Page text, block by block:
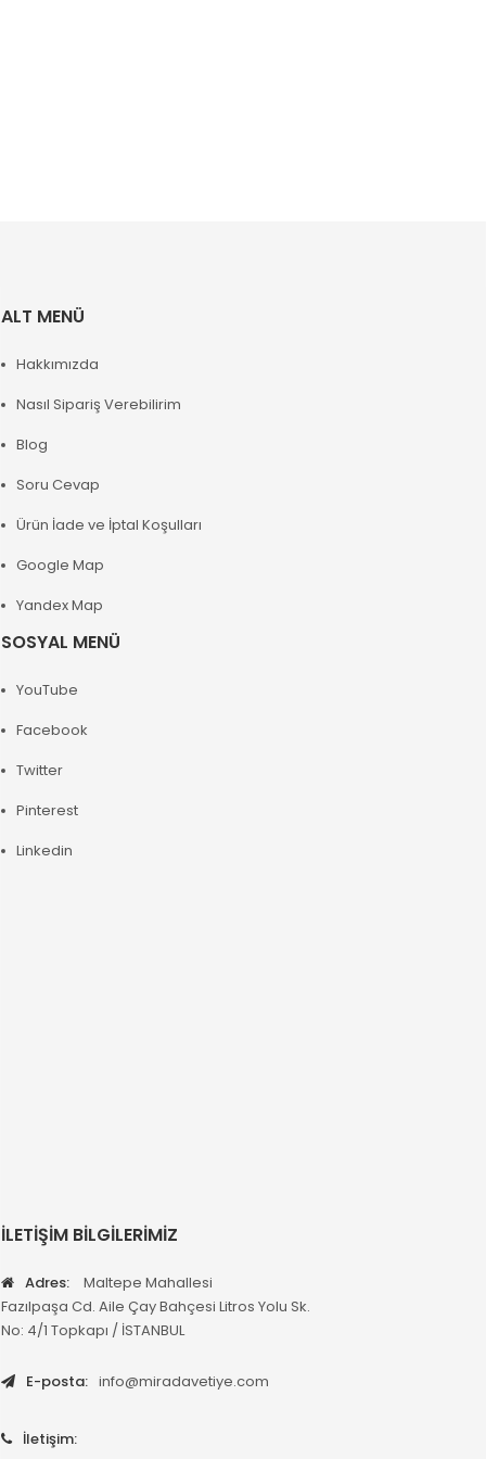
ALT MENÜ
Hakkımızda
Nasıl Sipariş Verebilirim
Blog
Soru Cevap
Ürün İade ve İptal Koşulları
Google Map
Yandex Map
SOSYAL MENÜ
YouTube
Facebook
Twitter
Pinterest
Linkedin
İLETİŞİM BİLGİLERİMİZ
Adres:
Maltepe Mahallesi
Fazılpaşa Cd. Aile Çay Bahçesi Litros Yolu Sk.
No: 4/1 Topkapı / İSTANBUL
E-posta: info@miradavetiye.com
İletişim: